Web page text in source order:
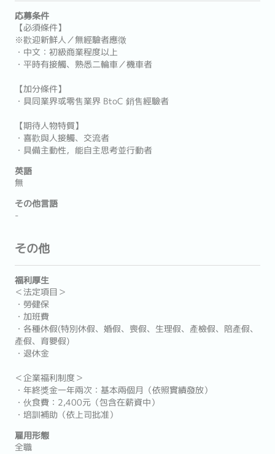
応募条件
【必須條件】
※歡迎新鮮人／無經驗者應徵
・中文：初級商業程度以上
・平時有接觸、熟悉二輪車／機車者
【加分條件】
・具同業界或零售業界 BtoC 銷售經驗者
【期待人物特質】
・喜歡與人接觸、交流者
・具備主動性，能自主思考並行動者
英語
無
その他言語
-
その他
福利厚生
＜法定項目＞
・勞健保
・加班費
・各種休假(特別休假、婚假、喪假、生理假、產檢假、陪產假、
產假、育嬰假)
・退休金
＜企業福利制度＞
・年終獎金一年兩次：基本兩個月（依照實績發放）
・伙食費：2,400元（包含在薪資中）
・培訓補助（依上司批准）
雇用形態
全職